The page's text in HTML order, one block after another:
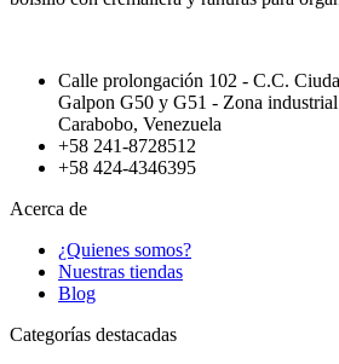
Calle prolongación 102 - C.C.
Galpon G50 y G51 - Zona
Carabobo, Venezuela
+58 241-8728512
+58 424-4346395
Acerca de
¿Quienes somos?
Nuestras tiendas
Blog
Categorías destacadas